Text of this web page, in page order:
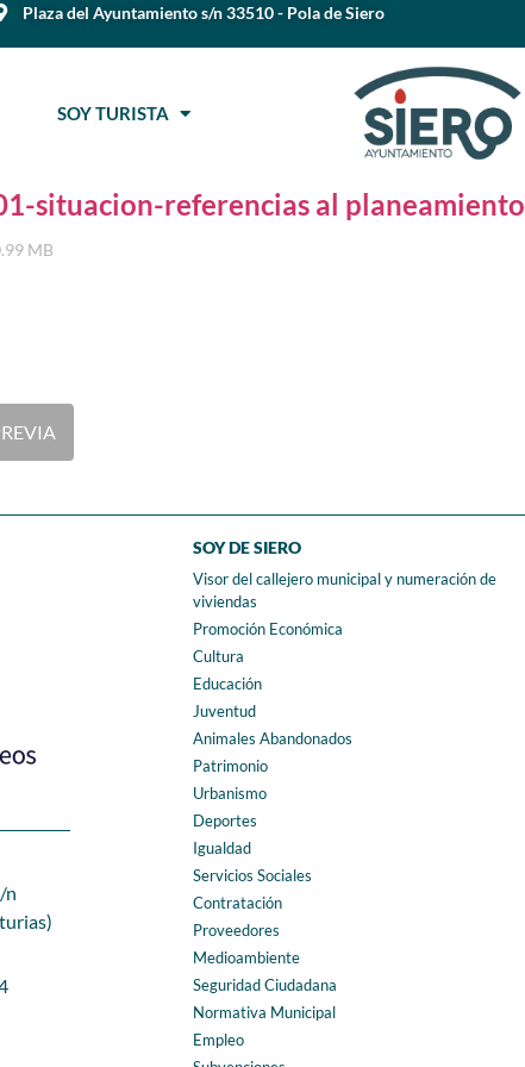
Plaza del Ayuntamiento s/n 33510 - Pola de Siero
SOY TURISTA
situacion-referencias al planeamiento
MB
n
SOY DE SIERO
Visor del callejero municipal y numeración de
viviendas
Promoción Económica
Cultura
Educación
Juventud
Animales Abandonados
Patrimonio
Urbanismo
Deportes
Igualdad
Servicios Sociales
Contratación
Proveedores
Medioambiente
Seguridad Ciudadana
Normativa Municipal
Empleo